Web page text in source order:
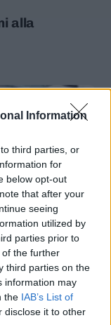
Information
third parties, or
for
below opt-out
that after your
seeing
utilized by
parties prior to
the further
third parties on the
information may
the IAB’s List of
disclose it to other
alla
di essere